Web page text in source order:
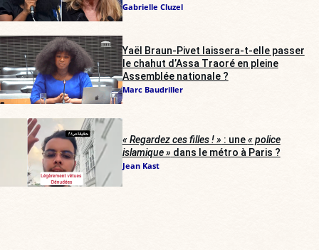
Gabrielle Cluzel
Yaël Braun-Pivet laissera-t-elle passer
le chahut d’Assa Traoré en pleine
Assemblée nationale ?
Marc Baudriller
« Regardez ces filles ! » : une« police
islamique » dans le métro à Paris ?
Jean Kast